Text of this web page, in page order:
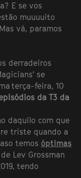
E se vos
muuuuito
vá, paramos
derradeiros
se
terça-feira, 10
da T3 da
daquilo com que
triste quando a
temos óptimas
Lev Grossman
tendo